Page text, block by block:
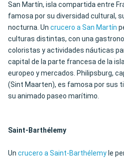
San Martín, isla compartida entre
famosa por su diversidad cultural,
nocturna. Un crucero a San Martín
culturas distintas, con una
coloristas y actividades náuticas
capital de la parte francesa de la
europeo y mercados. Philipsburg,
(Sint Maarten), es famosa por sus
su animado paseo marítimo.
Saint-Barthélemy
Un crucero a Saint-Barthélemy le